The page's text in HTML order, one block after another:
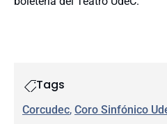
Tags
Corcudec, Coro Sinfónico